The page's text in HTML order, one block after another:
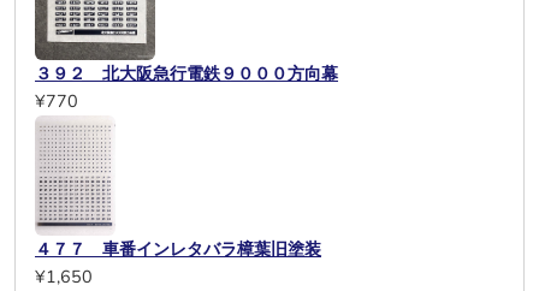
３９２ 北大阪急行電鉄９０００方向幕
¥770
４７７ 車番インレタバラ樟葉旧塗装
¥1,650